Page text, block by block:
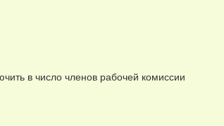
в число членов рабочей комиссии